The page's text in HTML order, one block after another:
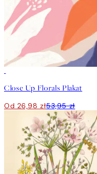
Close Up Florals Plakat
Od 26,98 zł53,95 zł